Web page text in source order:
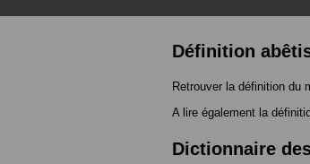
Définition
Retrouver la définition du
A lire également la
Dictionnaire